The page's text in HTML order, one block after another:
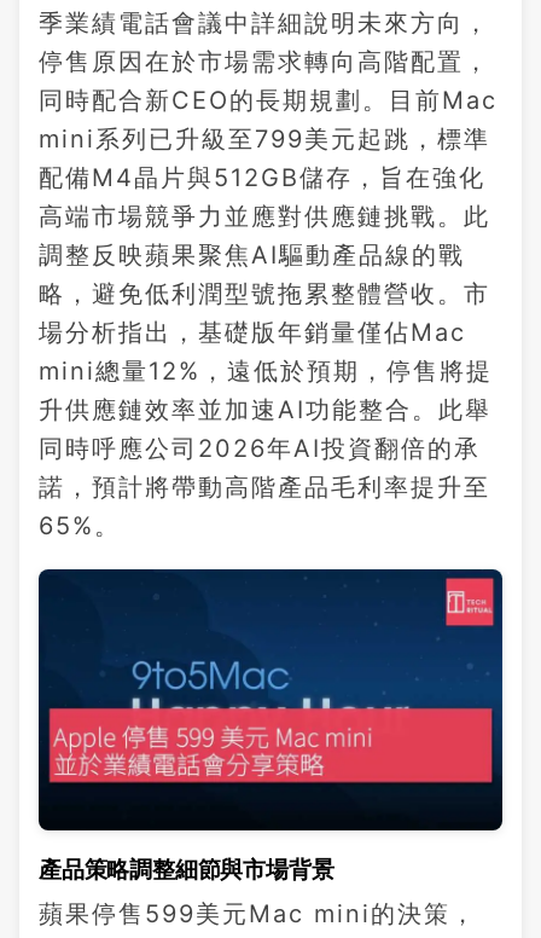
季業績電話會議中詳細說明未來方向，
停售原因在於市場需求轉向高階配置，
同時配合新CEO的長期規劃。目前Mac
mini系列已升級至799美元起跳，標準
配備M4晶片與512GB儲存，旨在強化
高端市場競爭力並應對供應鏈挑戰。此
調整反映蘋果聚焦AI驅動產品線的戰
略，避免低利潤型號拖累整體營收。市
場分析指出，基礎版年銷量僅佔Mac
mini總量12%，遠低於預期，停售將提
升供應鏈效率並加速AI功能整合。此舉
同時呼應公司2026年AI投資翻倍的承
諾，預計將帶動高階產品毛利率提升至
65%。
產品策略調整細節與市場背景
蘋果停售599美元Mac mini的決策，